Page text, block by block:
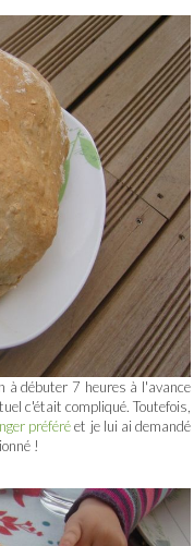
à débuter 7 heures à l'avance
c'était compliqué. Toutefois,
préféréet je lui ai demandé
!